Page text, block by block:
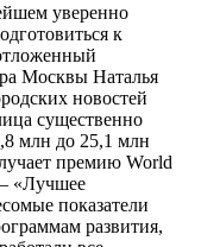
уверенно
к
Москвы Наталья
новостей
существенно
млн до 25,1 млн
премию World
«Лучшее
показатели
развития,